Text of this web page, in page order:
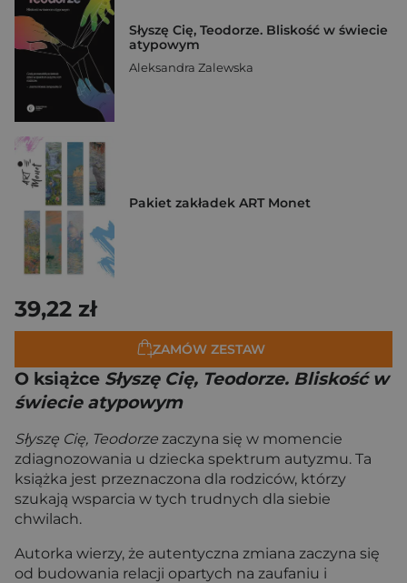
Słyszę Cię, Teodorze. Bliskość w świecie
atypowym
Aleksandra Zalewska
Pakiet zakładek ART Monet
39,22 zł
ZAMÓW ZESTAW
O książce Słyszę Cię, Teodorze. Bliskość w
świecie atypowym
Słyszę Cię, Teodorze zaczyna się w momencie
zdiagnozowania u dziecka spektrum autyzmu. Ta
książka jest przeznaczona dla rodziców, którzy
szukają wsparcia w tych trudnych dla siebie
chwilach.
Autorka wierzy, że autentyczna zmiana zaczyna się
od budowania relacji opartych na zaufaniu i